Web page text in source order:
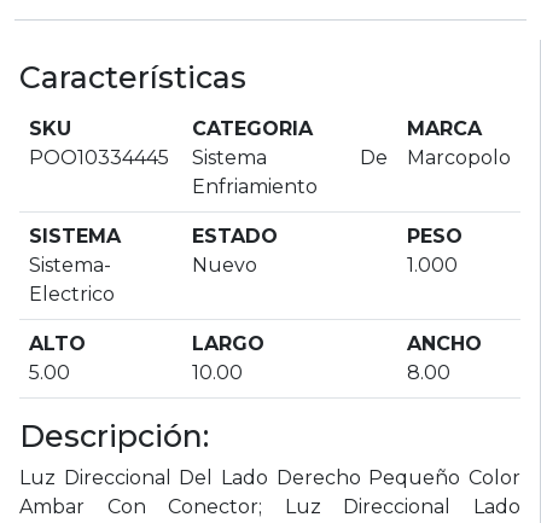
Características
SKU
POO10334445
CATEGORIA
Sistema De
Enfriamiento
MARCA
Marcopolo
SISTEMA
Sistema-
Electrico
ESTADO
Nuevo
PESO
1.000
ALTO
5.00
LARGO
10.00
ANCHO
8.00
Descripción:
Luz Direccional Del Lado Derecho Pequeño Color
Ambar Con Conector; Luz Direccional Lado